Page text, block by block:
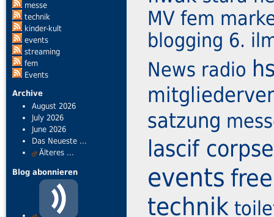
messe
technik
kinder-kult
events
streaming
fem
Events
Archive
August 2026
July 2026
June 2026
Das Neueste ...
Älteres ...
Blog abonnieren
MV fem
blogging 6.
News radio
satzung
lascif corpse
events free
technik